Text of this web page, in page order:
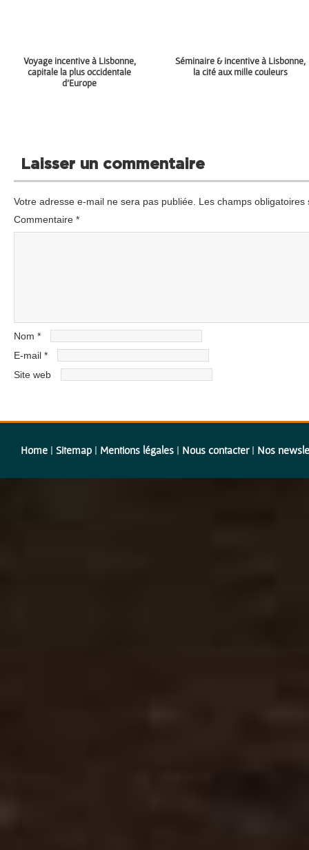
Voyage incentive à Lisbonne,
capitale la plus occidentale
d’Europe
Séminaire & incentive à Lisbonne,
la cité aux mille couleurs
Laisser un commentaire
Votre adresse e-mail ne sera pas publiée. Les champs
Commentaire *
Nom *
E-mail *
Site web
Home | Sitemap | Mentions légales | Nous contacter| Nos